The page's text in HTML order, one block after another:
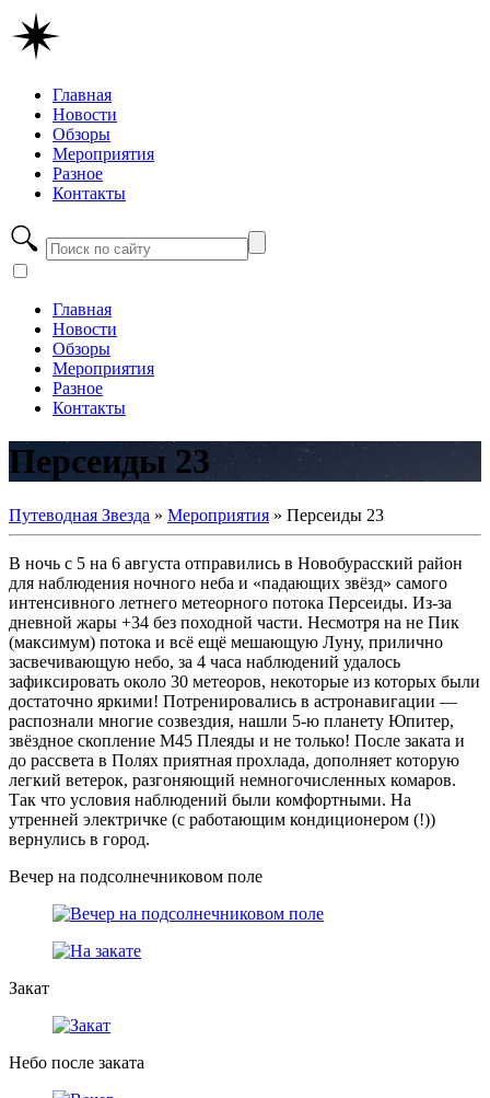
Главная
Новости
Обзоры
Мероприятия
Разное
Контакты
Главная
Новости
Обзоры
Мероприятия
Разное
Контакты
Персеиды 23
Путеводная Звезда » Мероприятия » Персеиды 23
В ночь с 5 на 6 августа отправились в Новобурасский район
для наблюдения ночного неба и «падающих звёзд» самого
интенсивного летнего метеорного потока Персеиды. Из-за
дневной жары +34 без походной части. Несмотря на не Пик
(максимум) потока и всё ещё мешающую Луну, прилично
засвечивающую небо, за 4 часа наблюдений удалось
зафиксировать около 30 метеоров, некоторые из которых были
достаточно яркими! Потренировались в астронавигации —
распознали многие созвездия, нашли 5-ю планету Юпитер,
звёздное скопление М45 Плеяды и не только! После заката и
до рассвета в Полях приятная прохлада, дополняет которую
легкий ветерок, разгоняющий немногочисленных комаров.
Так что условия наблюдений были комфортными. На
утренней электричке (с работающим кондиционером (!))
вернулись в город.
Вечер на подсолнечниковом поле
Закат
Небо после заката